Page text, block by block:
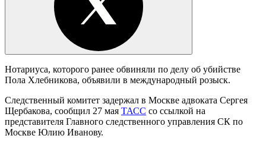
Нотариуса, которого ранее обвиняли по делу об убийстве
Пола Хлебникова, объявили в международный розыск.
Следственный комитет задержал в Москве адвоката Сергея
Щербакова, сообщил 27 мая ТАСС со ссылкой на
представителя Главного следственного управления СК по
Москве Юлию Иванову.